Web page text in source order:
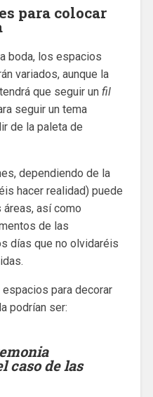
para colocar
boda, los espacios
variados, aunque la
que seguir un fil
seguir un tema
de la paleta de
dependiendo de la
hacer realidad) puede
así como
de las
días que no olvidaréis
para decorar
podrían ser:
caso de las